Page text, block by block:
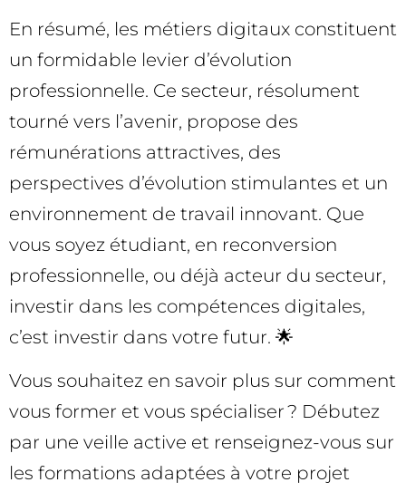
En résumé, les métiers digitaux constituent
un formidable levier d’évolution
professionnelle. Ce secteur, résolument
tourné vers l’avenir, propose des
rémunérations attractives, des
perspectives d’évolution stimulantes et un
environnement de travail innovant. Que
vous soyez étudiant, en reconversion
professionnelle, ou déjà acteur du secteur,
investir dans les compétences digitales,
c’est investir dans votre futur. 🌟
Vous souhaitez en savoir plus sur comment
vous former et vous spécialiser ? Débutez
par une veille active et renseignez-vous sur
les formations adaptées à votre projet